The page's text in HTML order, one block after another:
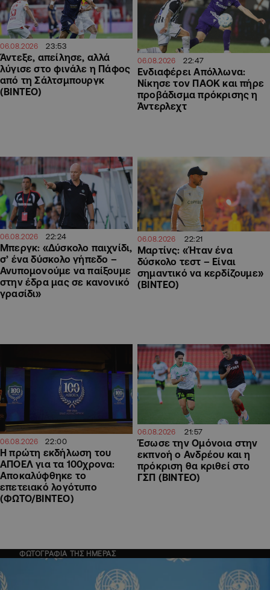
06.08.2026 23:53
Άντεξε, απείλησε, αλλά
λύγισε στο φινάλε η Πάφος
από τη Σάλτσμπουργκ
(BINTEO)
06.08.2026 22:47
Ενδιαφέρει Απόλλωνα:
Νίκησε τον ΠΑΟΚ και πήρε
προβάδισμα πρόκρισης η
Άντερλεχτ
06.08.2026 22:24
Μπεργκ: «Δύσκολο παιχνίδι,
σ’ ένα δύσκολο γήπεδο –
Ανυπομονούμε να παίξουμε
στην έδρα μας σε κανονικό
γρασίδι»
06.08.2026 22:21
Μαρτίνς: «Ήταν ένα
δύσκολο τεστ – Είναι
σημαντικό να κερδίζουμε»
(ΒΙΝΤΕΟ)
06.08.2026 22:00
Η πρώτη εκδήλωση του
ΑΠΟΕΛ για τα 100χρονα:
Αποκαλύφθηκε το
επετειακό λογότυπο
(ΦΩΤΟ/ΒΙΝΤΕΟ)
06.08.2026 21:57
Έσωσε την Ομόνοια στην
εκπνοή ο Ανδρέου και η
πρόκριση θα κριθεί στο
ΓΣΠ (ΒΙΝΤΕΟ)
ΦΩΤΟΓΡΑΦΙΑ ΤΗΣ ΗΜΕΡΑΣ